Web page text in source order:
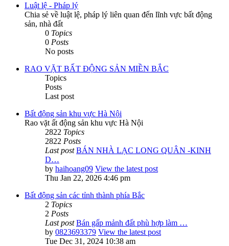
Luật lệ - Pháp lý
Chia sẻ về luật lệ, pháp lý liên quan đến lĩnh vực bất động
sản, nhà đất
0 Topics
0 Posts
No posts
RAO VẶT BẤT ĐỘNG SẢN MIỀN BẮC
Topics
Posts
Last post
Bất động sản khu vực Hà Nội
Rao vặt ất động sản khu vực Hà Nội
2822 Topics
2822 Posts
Last post BÁN NHÀ LẠC LONG QUÂN -KINH
D…
by haihoang09 View the latest post
Thu Jan 22, 2026 4:46 pm
Bất động sản các tỉnh thành phía Bắc
2 Topics
2 Posts
Last post Bán gấp mảnh đất phù hợp làm …
by 0823693379 View the latest post
Tue Dec 31, 2024 10:38 am